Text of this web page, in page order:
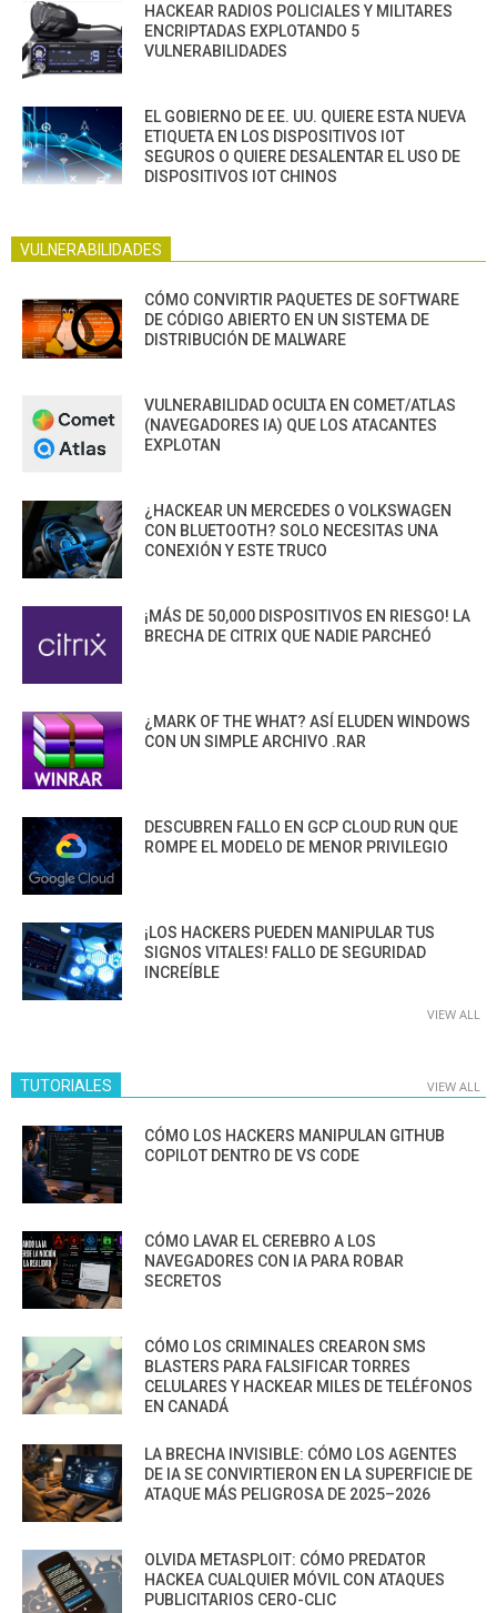
HACKEAR RADIOS POLICIALES Y MILITARES
ENCRIPTADAS EXPLOTANDO 5
VULNERABILIDADES
EL GOBIERNO DE EE. UU. QUIERE ESTA NUEVA
ETIQUETA EN LOS DISPOSITIVOS IOT
SEGUROS O QUIERE DESALENTAR EL USO DE
DISPOSITIVOS IOT CHINOS
VULNERABILIDADES
CÓMO CONVIRTIR PAQUETES DE SOFTWARE
DE CÓDIGO ABIERTO EN UN SISTEMA DE
DISTRIBUCIÓN DE MALWARE
VULNERABILIDAD OCULTA EN COMET/ATLAS
(NAVEGADORES IA) QUE LOS ATACANTES
EXPLOTAN
¿HACKEAR UN MERCEDES O VOLKSWAGEN
CON BLUETOOTH? SOLO NECESITAS UNA
CONEXIÓN Y ESTE TRUCO
¡MÁS DE 50,000 DISPOSITIVOS EN RIESGO! LA
BRECHA DE CITRIX QUE NADIE PARCHEÓ
¿MARK OF THE WHAT? ASÍ ELUDEN WINDOWS
CON UN SIMPLE ARCHIVO .RAR
DESCUBREN FALLO EN GCP CLOUD RUN QUE
ROMPE EL MODELO DE MENOR PRIVILEGIO
¡LOS HACKERS PUEDEN MANIPULAR TUS
SIGNOS VITALES! FALLO DE SEGURIDAD
INCREÍBLE
VIEW ALL
TUTORIALES VIEW ALL
CÓMO LOS HACKERS MANIPULAN GITHUB
COPILOT DENTRO DE VS CODE
CÓMO LAVAR EL CEREBRO A LOS
NAVEGADORES CON IA PARA ROBAR
SECRETOS
CÓMO LOS CRIMINALES CREARON SMS
BLASTERS PARA FALSIFICAR TORRES
CELULARES Y HACKEAR MILES DE TELÉFONOS
EN CANADÁ
LA BRECHA INVISIBLE: CÓMO LOS AGENTES
DE IA SE CONVIRTIERON EN LA SUPERFICIE DE
ATAQUE MÁS PELIGROSA DE 2025–2026
OLVIDA METASPLOIT: CÓMO PREDATOR
HACKEA CUALQUIER MÓVIL CON ATAQUES
PUBLICITARIOS CERO-CLIC